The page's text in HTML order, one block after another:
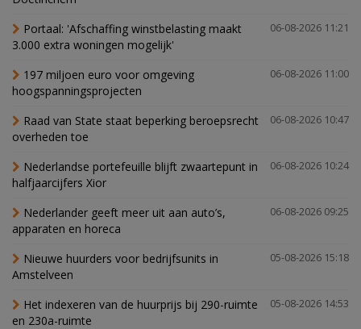
06-08-2026 11:21
Portaal: 'Afschaffing winstbelasting maakt
3.000 extra woningen mogelijk'
06-08-2026 11:00
197 miljoen euro voor omgeving
hoogspanningsprojecten
06-08-2026 10:47
Raad van State staat beperking beroepsrecht
overheden toe
06-08-2026 10:24
Nederlandse portefeuille blijft zwaartepunt in
halfjaarcijfers Xior
06-08-2026 09:25
Nederlander geeft meer uit aan auto’s,
apparaten en horeca
05-08-2026 15:18
Nieuwe huurders voor bedrijfsunits in
Amstelveen
05-08-2026 14:53
Het indexeren van de huurprijs bij 290-ruimte
en 230a-ruimte